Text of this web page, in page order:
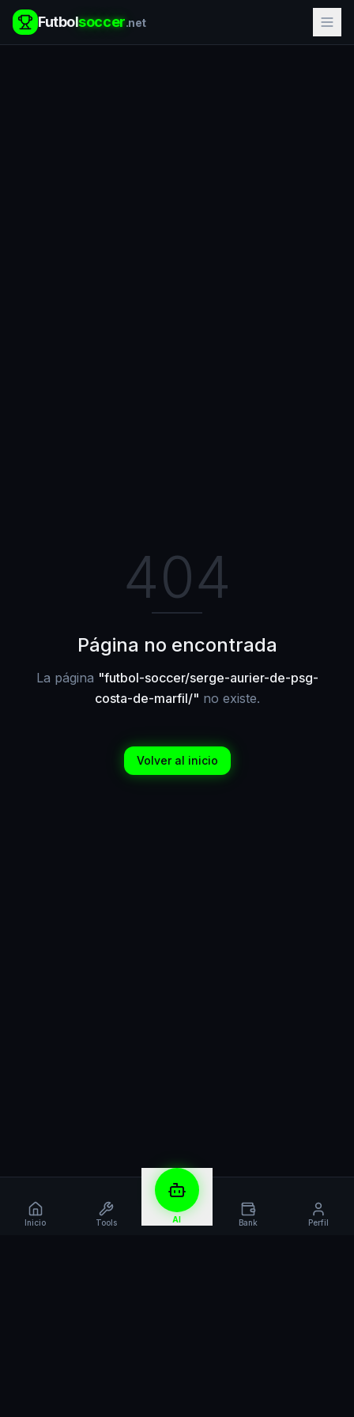
Futbolsoccer.net
404
Página no encontrada
La página "futbol-soccer/serge-aurier-de-psg-
costa-de-marfil/" no existe.
Volver al inicio
Inicio Tools AI Bank Perfil